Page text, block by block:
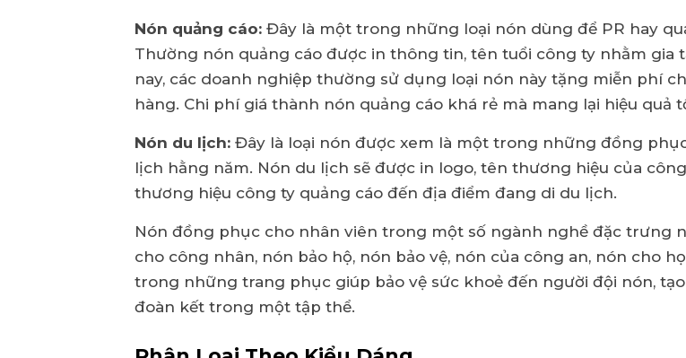
Nón quảng cáo: Đây là một trong những loại nón dùng để PR hay
Thường nón quảng cáo được in thông tin, tên tuổi công ty nhằm gia
nay, các doanh nghiệp thường sử dụng loại nón này tặng miễn phí
hàng. Chi phí giá thành nón quảng cáo khá rẻ mà mang lại hiệu quả
Nón du lịch: Đây là loại nón được xem là một trong những đồng
lịch hằng năm. Nón du lịch sẽ được in logo, tên thương hiệu của
thương hiệu công ty quảng cáo đến địa điểm đang di du lịch.
Nón đồng phục cho nhân viên trong một số ngành nghề đặc trưng
cho công nhân, nón bảo hộ, nón bảo vệ, nón của công an, nón cho
trong những trang phục giúp bảo vệ sức khoẻ đến người đội nón,
đoàn kết trong một tập thể.